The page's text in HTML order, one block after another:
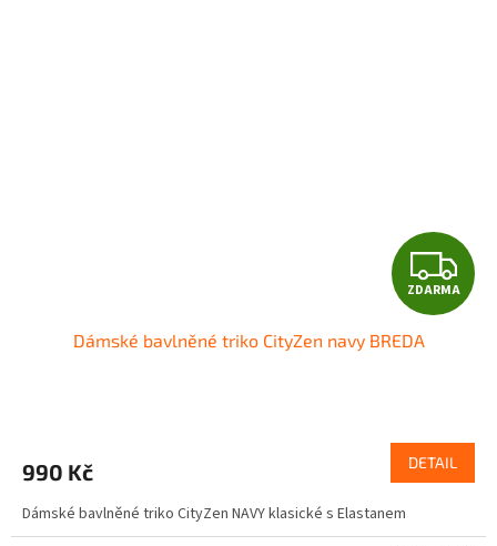
Z
D
M
A
ZDARMA
Dámské bavlněné triko CityZen navy BREDA
990 Kč DETAIL
Dámské bavlněné triko CityZen NAVY klasické s Elastanem